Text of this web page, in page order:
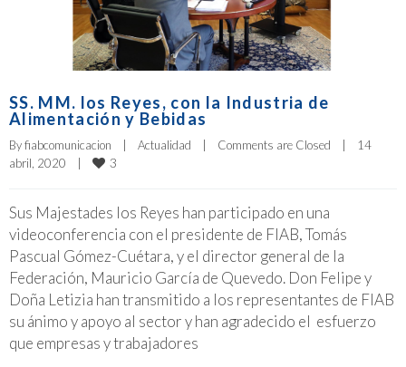
SS. MM. los Reyes, con la Industria de
Alimentación y Bebidas
By fiabcomunicacion | Actualidad | Comments are Closed |
14
abril, 2020
| 3
Sus Majestades los Reyes han participado en una
videoconferencia con el presidente de FIAB, Tomás
Pascual Gómez-Cuétara, y el director general de la
Federación, Mauricio García de Quevedo. Don Felipe y
Doña Letizia han transmitido a los representantes de FIAB
su ánimo y apoyo al sector y han agradecido el esfuerzo
que empresas y trabajadores